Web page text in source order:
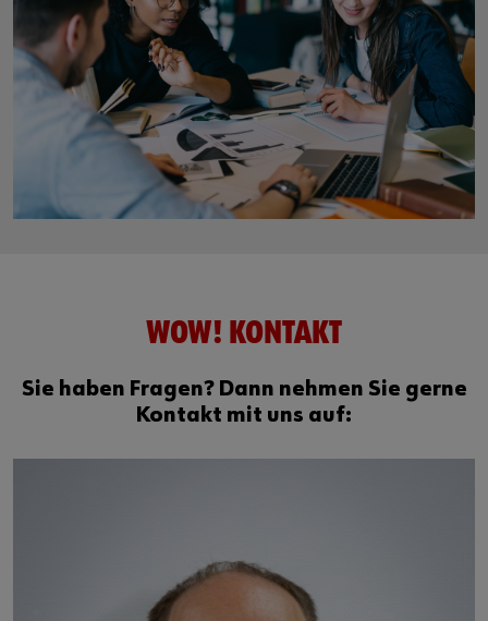
WOW! KONTAKT
Sie haben Fragen? Dann nehmen Sie gerne
Kontakt mit uns auf: